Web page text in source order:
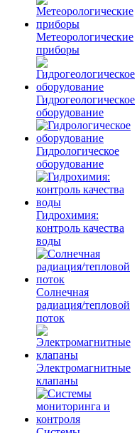
Метеорологические
приборы
Гидрогеологическое
оборудование
Гидрологическое
оборудование
Гидрохимия:
контроль качества
воды
Солнечная
радиация/тепловой
поток
Электромагнитные
клапаны